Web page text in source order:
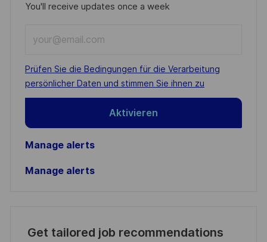
You'll receive updates once a week
Email
address
(Required)
Required
Prüfen Sie die Bedingungen für die Verarbeitung
persönlicher Daten und stimmen Sie ihnen zu
Aktivieren
Manage alerts
Manage alerts
Get tailored job recommendations